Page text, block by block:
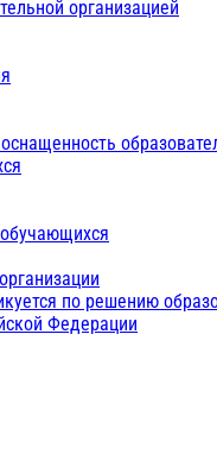
организацией
по решению
Федерации